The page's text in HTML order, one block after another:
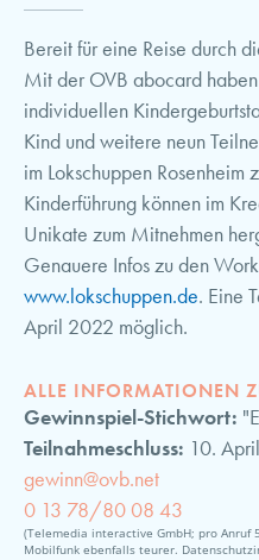
Bereit für eine Reise durch
Mit der OVB abocard
individuellen
Kind und weitere neun
im Lokschuppen
Kinderführung können im
Unikate zum Mitnehmen
Genauere Infos zu den
www.lokschuppen.de. Eine
April 2022 möglich.
ALLE INFORMATIONEN
Gewinnspiel-Stichwort:
Teilnahmeschluss: 10.
gewinn@ovb.net
0 13 78/80 08 43
(Telemedia interactive GmbH; pro Anruf
Mobilfunk ebenfalls teurer.